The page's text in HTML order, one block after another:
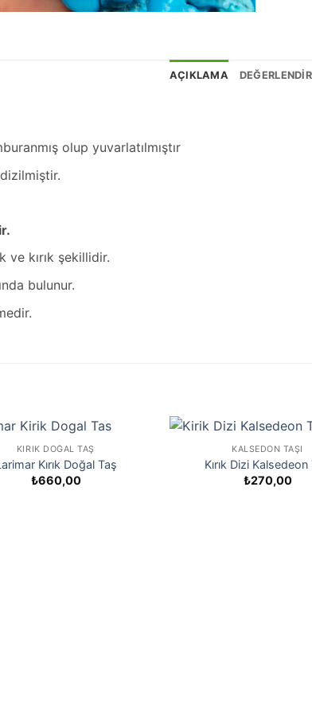
AÇIKLAMA
olup yuvarlatılmıştır
ve kırık şekillidir.
bulunur.
KIRIK DOĞAL TAŞ
Kırık Doğal Taş
₺660,00
KALSEDON TAŞI
Kırık Dizi Kalsedeon
₺270,00